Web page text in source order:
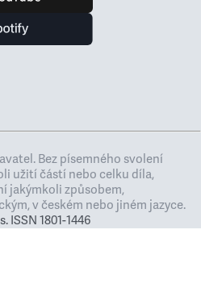
Bez písemného svolení
užití částí nebo celku díla,
jakýmkoli způsobem,
v českém nebo jiném jazyce.
ISSN 1801-1446